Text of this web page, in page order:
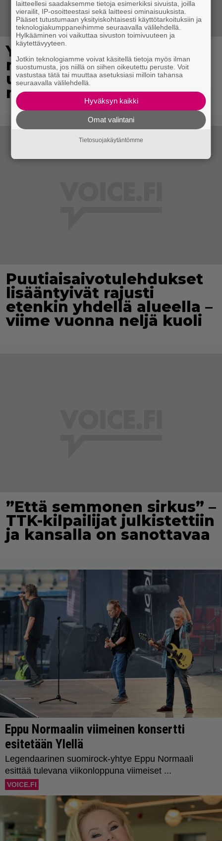
Yli 300 vuotta vanha
maailmanennätys meni
uusiksi – 18-vuotias
nuorimies teki historiaa
Puutiaisaivotulehdukset
lisääntyivät rajusti
etenkin yhdellä alueella –
viime vuonna neljä kuoli
”Että semmonen sirkus” –
TTK-kilpailijat julkistettiin
ja kansalla on sanottavaa
laitteellesi saadaksemme tietoja esimerkiksi sivuista, joilla
vierailit, IP-osoitteestasi sekä laitteesi ominaisuuksista.
Pääset tutustumaan yksityiskohtaisesti käyttötarkoituksiin ja
teknologiakumppaneihimme seuraavalla välilehdellä.
Hylkääminen voi vaikuttaa sivuston toimivuuteen ja
käytettävyyteen.
Jotkin teknologiamme voivat käsitellä tietoja myös ilman
suostumusta, jos niillä on siihen oikeutettu peruste. Voit
vastustaa tätä tai muuttaa asetuksiasi milloin tahansa
seuraavalla välilehdellä.
Hyväksyn kaikki
Omat valintani
Tietosuojakäytäntömme